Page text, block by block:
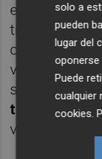
experiencia y
transacción
con el
sitúa
todo incluido
vehículos de
solo a
pueden
lugar del
Puede
cualquier
cookies.